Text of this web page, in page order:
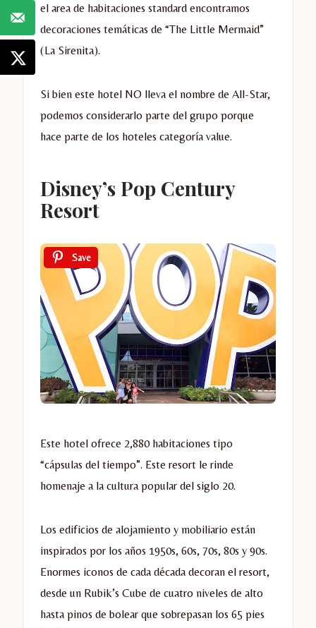
el area de habitaciones standard encontramos
decoraciones temáticas de “The Little Mermaid”
(La Sirenita).
Si bien este hotel NO lleva el nombre de All-Star,
podemos considerarlo parte del grupo porque
hace parte de los hoteles categoría value.
Disney’s Pop Century
Resort
Save
Este hotel ofrece 2,880 habitaciones tipo
“cápsulas del tiempo”. Este resort le rinde
homenaje a la cultura popular del siglo 20.
Los edificios de alojamiento y mobiliario están
inspirados por los años 1950s, 60s, 70s, 80s y 90s.
Enormes iconos de cada década decoran el resort,
desde un Rubik’s Cube de cuatro niveles de alto
hasta pinos de bolear que sobrepasan los 65 pies